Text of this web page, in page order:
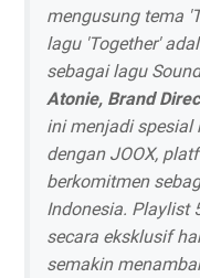
mengusung tema
lagu 'Together'
sebagai lagu
Atonie, Brand
ini menjadi spesial
dengan JOOX,
berkomitmen
Indonesia. Playlist
secara eksklusif
semakin